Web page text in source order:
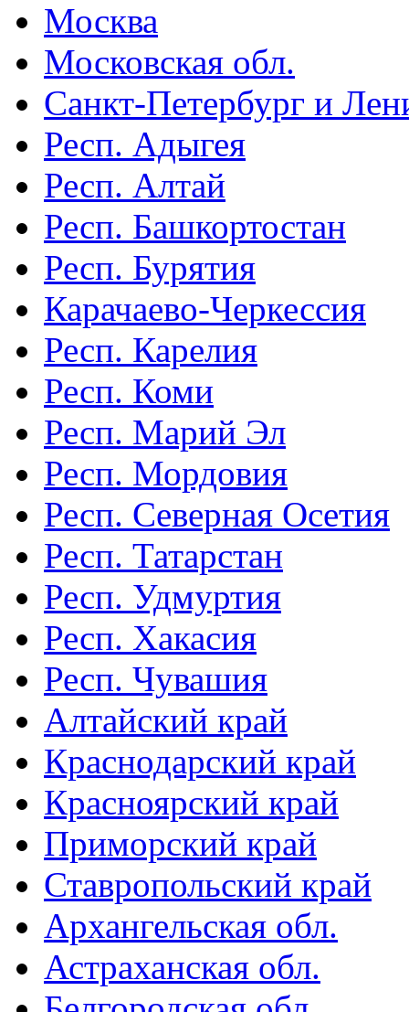
Москва
Московская обл.
Санкт-Петербург и
Респ. Адыгея
Респ. Алтай
Респ. Башкортостан
Респ. Бурятия
Карачаево-Черкессия
Респ. Карелия
Респ. Коми
Респ. Марий Эл
Респ. Мордовия
Респ. Северная Осетия
Респ. Татарстан
Респ. Удмуртия
Респ. Хакасия
Респ. Чувашия
Алтайский край
Краснодарский край
Красноярский край
Приморский край
Ставропольский край
Архангельская обл.
Астраханская обл.